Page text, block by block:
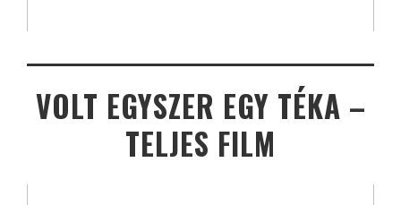
VOLT EGYSZER EGY TÉKA –
TELJES FILM